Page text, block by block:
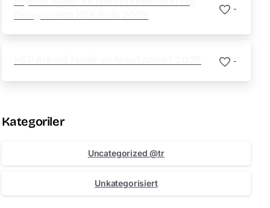
-
-
Kategoriler
Uncategorized @tr
Unkategorisiert